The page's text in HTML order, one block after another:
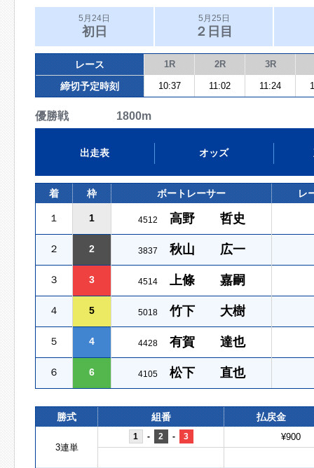
5月24日
初日
5月25日
２日目
レース 1R 2R 3R
締切予定時刻 10:37 11:02 11:24
優勝戦 1800m
出走表 オッズ
着 枠 ボートレーサー レ
１ 1 4512 高野 哲史
２ 2 3837 秋山 広一
３ 3 4514 上條 嘉嗣
４ 5 5018 竹下 大樹
５ 4 4428 有賀 達也
６ 6 4105 松下 直也
勝式 組番 払戻金
3連単
1 - 2 - 3 ¥900